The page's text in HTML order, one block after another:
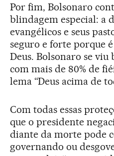
Por fim, Bolsonaro
blindagem especial: a
evangélicos e seus
seguro e forte porque
Deus. Bolsonaro se
com mais de 80% de
lema “Deus acima de
Com todas essas
que o presidente
diante da morte pode
governando ou